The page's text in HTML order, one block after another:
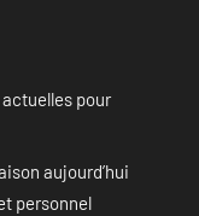
pour
aujourd’hui
personnel